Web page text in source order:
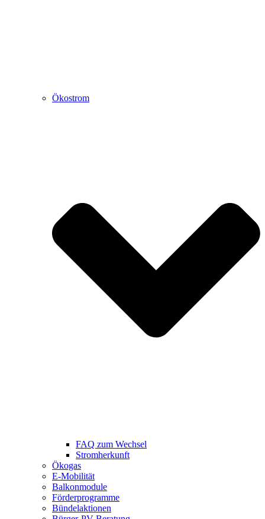
Ökostrom
FAQ zum Wechsel
Stromherkunft
Ökogas
E-Mobilität
Balkonmodule
Förderprogramme
Bündelaktionen